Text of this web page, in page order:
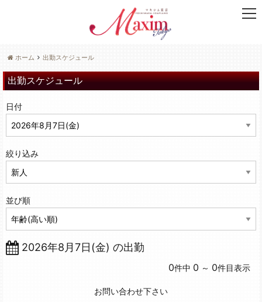
ホーム 出勤スケジュール
出勤スケジュール
日付
絞り込み
並び順
2026年8月7日(金) の出勤
0件中 0 ～ 0件目表示
お問い合わせ下さい
t
e
v
i
g
t
i
o